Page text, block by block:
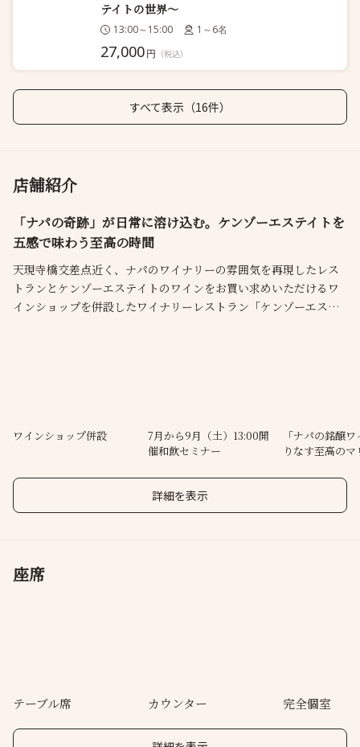
テイトの世界～
13:00～15:00 1～6名
27,000円 （税込）
すべて表示（16件）
店舗紹介
「ナパの奇跡」が日常に溶け込む。ケンゾーエステイトを
五感で味わう至高の時間
天現寺橋交差点近く、ナパのワイナリーの雰囲気を再現したレス
トランとケンゾーエステイトのワインをお買い求めいただけるワ
インショップを併設したワイナリーレストラン「ケンゾーエステ
ワインショップ併設
7月から9月（土）13:00開
催和飲セミナー
「ナパの銘醸
りなす至高の
詳細を表示
座席
テーブル席 カウンター 完全個室